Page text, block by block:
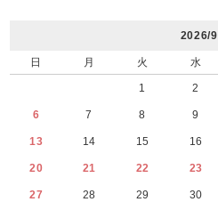
2026/9
日 月 火 水
1 2
6 7 8 9
13 14 15 16
20 21 22 23
27 28 29 30